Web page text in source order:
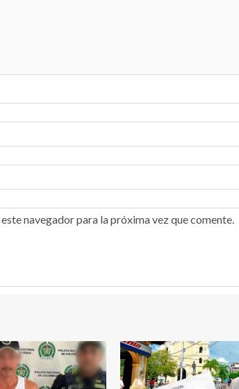
navegador para la próxima vez que comente.